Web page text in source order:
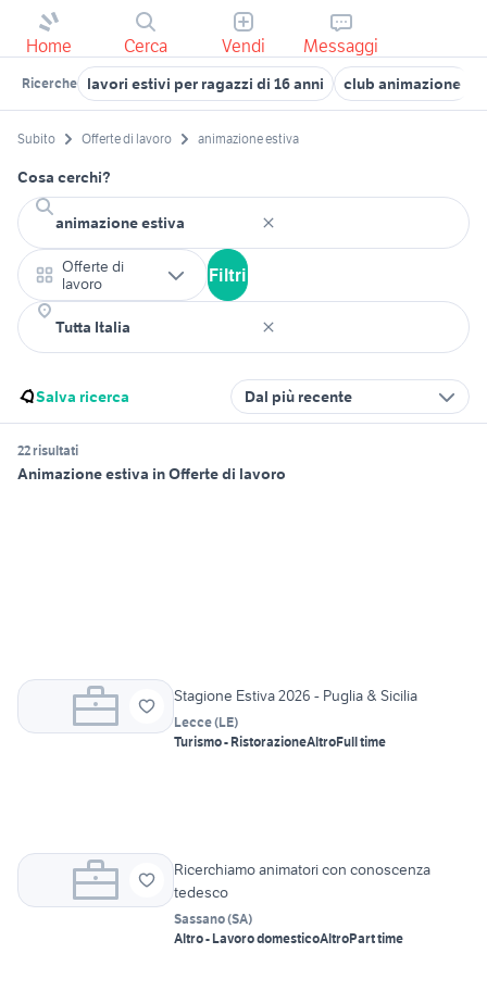
Home Cerca Vendi Messaggi
Ricerche lavori estivi per ragazzi di 16 anni club animazione
Subito Offerte di lavoro animazione estiva
Cosa cerchi?
Offerte di
lavoro
Filtri
Salva ricerca Dal più recente
22 risultati
Animazione estiva in Offerte di lavoro
Stagione Estiva 2026 - Puglia & Sicilia
Lecce(LE)
Turismo - RistorazioneAltroFull time
Ricerchiamo animatori con conoscenza
tedesco
Sassano(SA)
Altro - Lavoro domesticoAltroPart time